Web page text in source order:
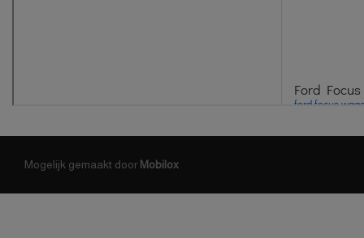
Mogelijk gemaakt door Mobilox